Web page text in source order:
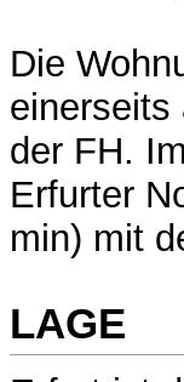
Die
einerseits
der FH.
Erfurter
min) mit
LAGE